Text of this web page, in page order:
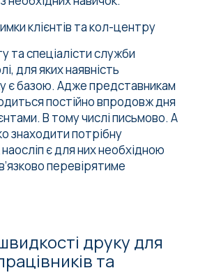
клієнтів та кол-центру
та спеціалісти служби
для яких наявність
є базою. Адже представникам
постійно впродовж дня
В тому числі письмово. А
знаходити потрібну
є для них необхідною
перевірятиме
друку для
та